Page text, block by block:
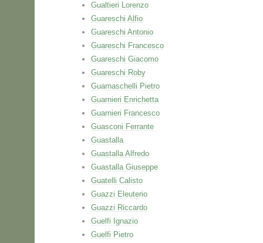
Gualtieri Lorenzo
Guareschi Alfio
Guareschi Antonio
Guareschi Francesco
Guareschi Giacomo
Guareschi Roby
Guarnaschelli Pietro
Guarnieri Enrichetta
Guarnieri Francesco
Guasconi Ferrante
Guastalla
Guastalla Alfredo
Guastalla Giuseppe
Guatelli Calisto
Guazzi Eleuterio
Guazzi Riccardo
Guelfi Ignazio
Guelfi Pietro